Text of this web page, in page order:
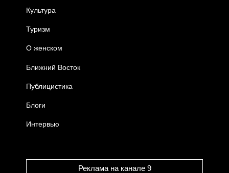
Культура
Туризм
О женском
Ближний Восток
Публицистика
Блоги
Интервью
Реклама на канале 9